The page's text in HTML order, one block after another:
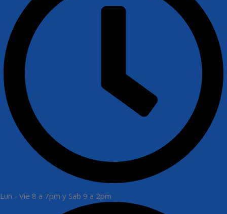
Lun - Vie 8 a 7pm y Sab 9 a 2pm